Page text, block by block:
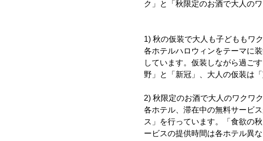
ク」と「秋限定のお酒で大人のワ
1) 秋の仮装で大人も子どももワ
各ホテルハロウィンをテーマに
しています。仮装しながら過ご
野」と「新冠」、大人の仮装は
2) 秋限定のお酒で大人のワクワク
各ホテル、滞在中の無料サービ
ス」を行っています。「食欲の
ービスの提供時間は各ホテル異